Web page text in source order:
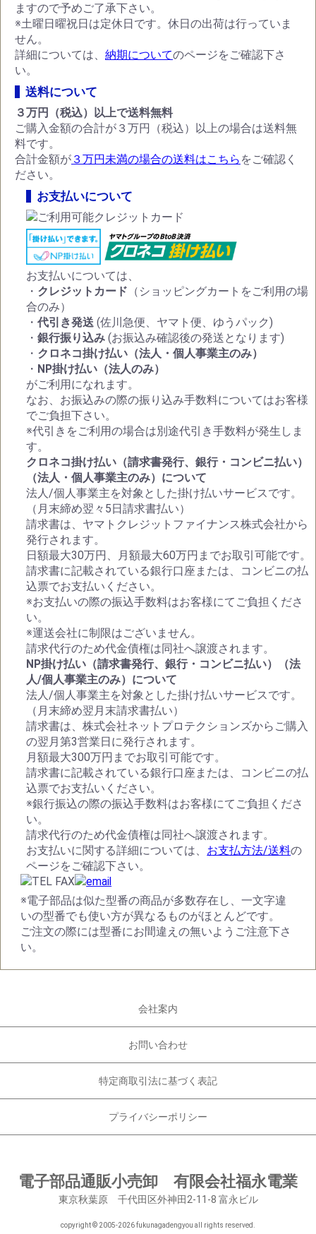
ますので予めご了承下さい。
※土曜日曜祝日は定休日です。休日の出荷は行っていま
せん。
詳細については、 納期についてのページをご確認下さ
い。
送料について
３万円（税込）以上で送料無料
ご購入金額の合計が３万円（税込）以上の場合は送料無
料です。
合計金額が ３万円未満の場合の送料はこちら をご確認く
ださい。
お支払いについて
お支払いについては、
・ クレジットカード （ショッピングカートをご利用の場
合のみ）
・代引き発送 (佐川急便、ヤマト便、ゆうパック)
・銀行振り込み (お振込み確認後の発送となります)
・ クロネコ掛け払い（法人・個人事業主のみ）
・ NP掛け払い（法人のみ）
がご利用になれます。
なお、お振込みの際の振り込み手数料についてはお客様
でご負担下さい。
※代引きをご利用の場合は別途代引き手数料が発生しま
す。
クロネコ掛け払い（請求書発行、銀行・コンビニ払い）
（法人・個人事業主のみ）について
法人/個人事業主を対象とした掛け払いサービスです。
（月末締め翌々5日請求書払い）
請求書は、ヤマトクレジットファイナンス株式会社から
発行されます。
日額最大30万円、月額最大60万円までお取引可能です。
請求書に記載されている銀行口座または、コンビニの払
込票でお支払いください。
※お支払いの際の振込手数料はお客様にてご負担くださ
い。
※運送会社に制限はございません。
請求代行のため代金債権は同社へ譲渡されます。
NP掛け払い（請求書発行、銀行・コンビニ払い）（法
人/個人事業主のみ）について
法人/個人事業主を対象とした掛け払いサービスです。
（月末締め翌月末請求書払い）
請求書は、株式会社ネットプロテクションズからご購入
の翌月第3営業日に発行されます。
月額最大300万円までお取引可能です。
請求書に記載されている銀行口座または、コンビニの払
込票でお支払いください。
※銀行振込の際の振込手数料はお客様にてご負担くださ
い。
請求代行のため代金債権は同社へ譲渡されます。
お支払いに関する詳細については、 お支払方法/送料の
ページをご確認下さい。
※電子部品は似た型番の商品が多数存在し、一文字違
いの型番でも使い方が異なるものがほとんどです。
ご注文の際には型番にお間違えの無いようご注意下さ
い。
会社案内
お問い合わせ
特定商取引法に基づく表記
プライバシーポリシー
電子部品通販小売卸 有限会社福永電業
東京秋葉原 千代田区外神田2-11-8 富永ビル
copyright © 2005-2026 fukunagadengyou all rights reserved.